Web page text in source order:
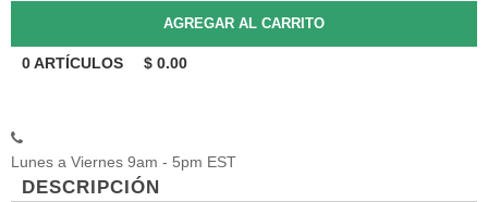
0ARTÍCULOS $ 0.00
Lunes a Viernes 9am - 5pm EST
DESCRIPCIÓN